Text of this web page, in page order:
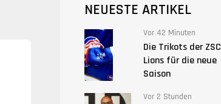
NEUESTE ARTIKEL
Vor 42 Minuten
Die Trikots der ZSC
Lions für die neue
Saison
Vor 2 Stunden